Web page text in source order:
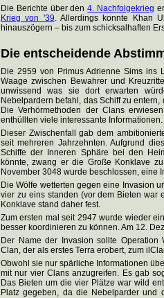
Die Berichte über den4. Nachfolgekrieg
Krieg von '39. Allerdings konnte Khan
hinauszögern – bis zum schicksalhaften
Die entscheidende
Die 2959 von Primus Adrienne Sims ins
Waage zwischen Bewahrer und
unwissend was sie dort erwarten
Nebelpardern befahl, das Schiff zu
Die Verhörmethoden der Clans
enthüllten viele interessante Informationen.
Dieser Zwischenfall gab dem
seit mehreren Jahrzehnten. Aufgrund
Schiffe der Inneren Sphäre bei den
könnte, zwang er die Große Konklave
November 3048 wurde beschlossen, eine
Die Wölfe wetterten gegen eine Invasion
vier zu eins standen (vor dem Bieten war
Konklave stand daher fest.
Zum ersten mal seit 2947 wurde wieder
besser koordinieren zu können. Am 12.
Der Name der Invasion sollte
Clan, der als erstes Terra erobert, zum
Obwohl sie nur spärliche Informationen
mit nur vier Clans anzugreifen. Es gab
Das Bieten um die vier Plätze war wild
Platz gegeben, da die Nebelparder und